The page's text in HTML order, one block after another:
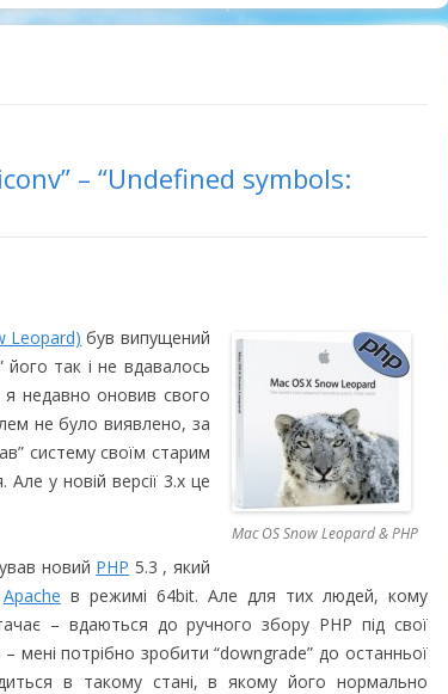
– “Undefined symbols:
Mac OS Snow Leopard & PHP
Leopard) був випущений
так і не вдавалось
я недавно оновив свого
не було виявлено, за
систему своїм старим
у новій версії 3.x це
новий PHP 5.3 , який
Apache в режимі 64bit. Але для тих людей, кому
– вдаються до ручного збору PHP під свої
мені потрібно зробити “downgrade” до останньої
в такому стані, в якому його нормально